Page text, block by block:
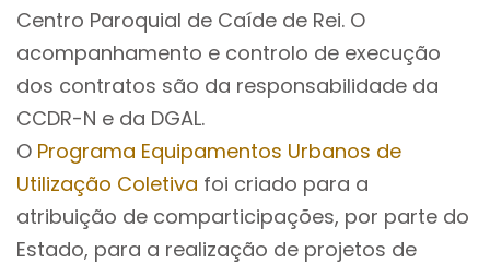
Centro Paroquial de Caíde de Rei. O
acompanhamento e controlo de execução
dos contratos são da responsabilidade da
CCDR-N e da DGAL.
O Programa Equipamentos Urbanos de
Utilização Coletiva foi criado para a
atribuição de comparticipações, por parte do
Estado, para a realização de projetos de